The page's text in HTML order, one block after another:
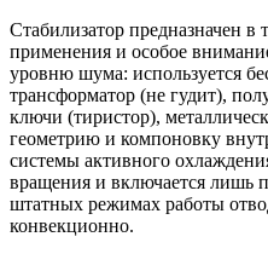
Стабилизатор предназначен в
применения и особое
уровню шума: используется
трансформатор (не гудит),
ключи (тиристор),
геометрию и компоновку
системы активного
вращения и включается лишь
штатных режимах работы
конвекционно.